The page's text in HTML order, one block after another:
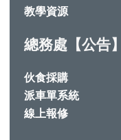
教學資源
總務處【公告】
伙食採購
派車單系統
線上報修